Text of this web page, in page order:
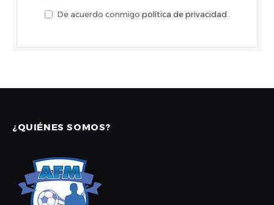
De acuerdo conmigo política de privacidad .
¿QUIÉNES SOMOS?